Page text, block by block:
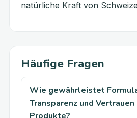
natürliche Kraft von
Häufige Fragen
Wie gewährleistet
Transparenz und